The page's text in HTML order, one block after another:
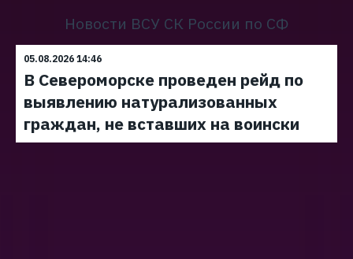
Новости ВСУ СК России по СФ
05.08.2026 14:46
В Североморске проведен рейд по
выявлению натурализованных
граждан, не вставших на воински